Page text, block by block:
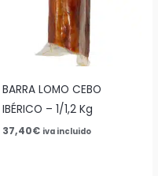
BARRA LOMO CEBO
IBÉRICO – 1/1,2 Kg
37,40€ iva incluido